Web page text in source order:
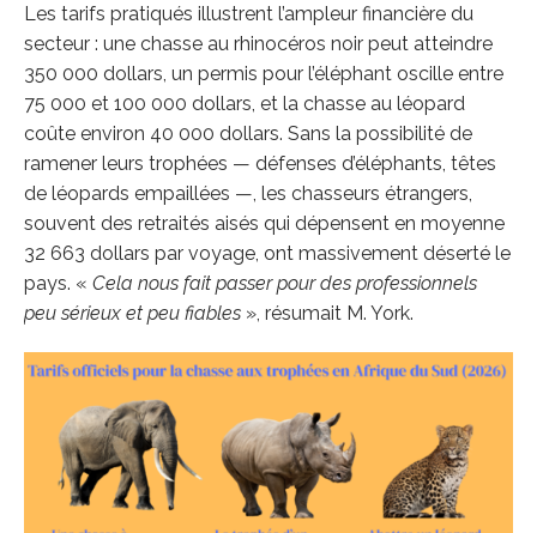
Les tarifs pratiqués illustrent l’ampleur financière du
secteur : une chasse au rhinocéros noir peut atteindre
350 000 dollars, un permis pour l’éléphant oscille entre
75 000 et 100 000 dollars, et la chasse au léopard
coûte environ 40 000 dollars. Sans la possibilité de
ramener leurs trophées — défenses d’éléphants, têtes
de léopards empaillées —, les chasseurs étrangers,
souvent des retraités aisés qui dépensent en moyenne
32 663 dollars par voyage, ont massivement déserté le
pays. « Cela nous fait passer pour des professionnels
peu sérieux et peu fiables », résumait M. York.